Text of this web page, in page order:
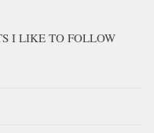
I LIKE TO FOLLOW